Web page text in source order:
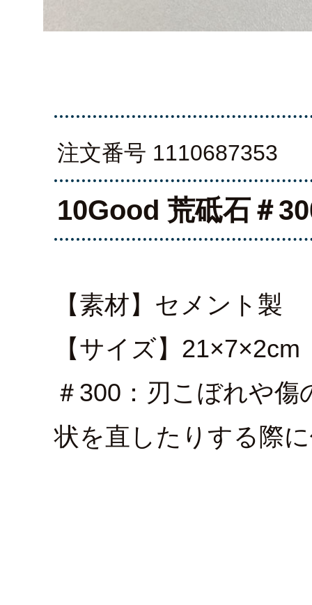
注文番号 1110687353
10Good 荒砥石＃
【素材】セメント製
【サイズ】21×7×2cm
＃300：刃こぼれや傷
状を直したりする際